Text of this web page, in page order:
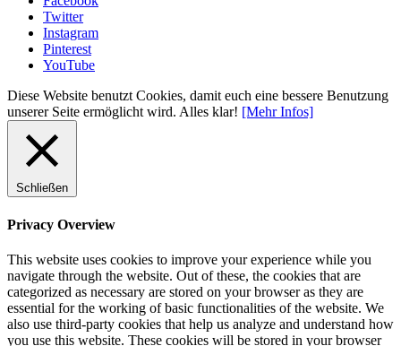
Twitter
Instagram
Pinterest
YouTube
Diese Website benutzt Cookies, damit euch eine bessere Benutzung
unserer Seite ermöglicht wird. Alles klar! [Mehr Infos]
Schließen
Privacy Overview
This website uses cookies to improve your experience while you
navigate through the website. Out of these, the cookies that are
categorized as necessary are stored on your browser as they are
essential for the working of basic functionalities of the website. We
also use third-party cookies that help us analyze and understand how
you use this website. These cookies will be stored in your browser